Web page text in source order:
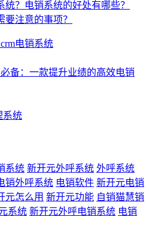
？电销系统的好处有哪些？
注意的事项？
电销系统
备：一款提升业绩的高效电销
系统
系统 新开元外呼系统 外呼系统
销外呼系统 电销软件 新开元电销
元怎么用 新开元功能 自销猫慧销
系统 新开元外呼电销系统 电销